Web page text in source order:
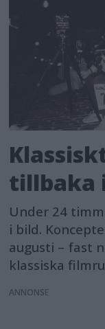
tillbaka
Under 24
i bild.
augusti – fast
klassiska
ANNONS